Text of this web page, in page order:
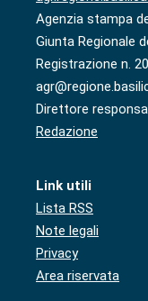
Agenzia stampa
Giunta Regionale
Registrazione n.
Direttore
Redazione
Link utili
Lista RSS
Note legali
Privacy
Area riservata